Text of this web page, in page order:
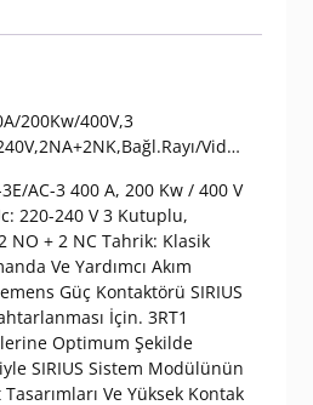
200Kw/400V,3
Vid…
AC-3 400 A, 200 Kw / 400 V
220-240 V 3 Kutuplu,
NO + 2 NC Tahrik: Klasik
Ve Yardımcı Akım
Güç Kontaktörü SIRIUS
İçin. 3RT1
Optimum Şekilde
SIRIUS Sistem Modülünün
Ve Yüksek Kontak